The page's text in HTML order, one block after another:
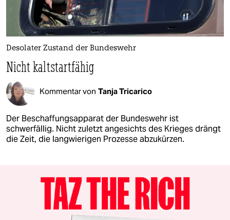
Desolater Zustand der Bundeswehr
Nicht kaltstartfähig
Kommentar von Tanja Tricarico
Der Beschaffungsapparat der Bundeswehr ist
schwerfällig. Nicht zuletzt angesichts des Krieges drängt
die Zeit, die langwierigen Prozesse abzukürzen.